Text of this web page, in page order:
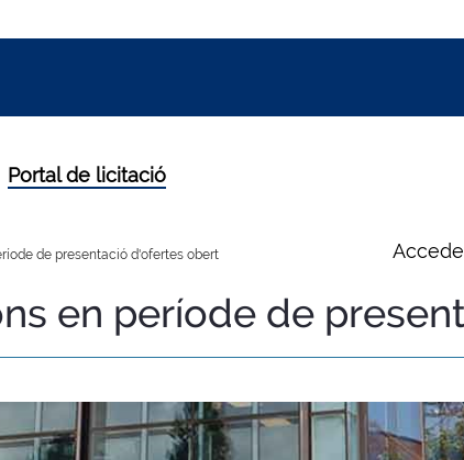
Portal de licitació
de presentació d'ofertes obert
en període de